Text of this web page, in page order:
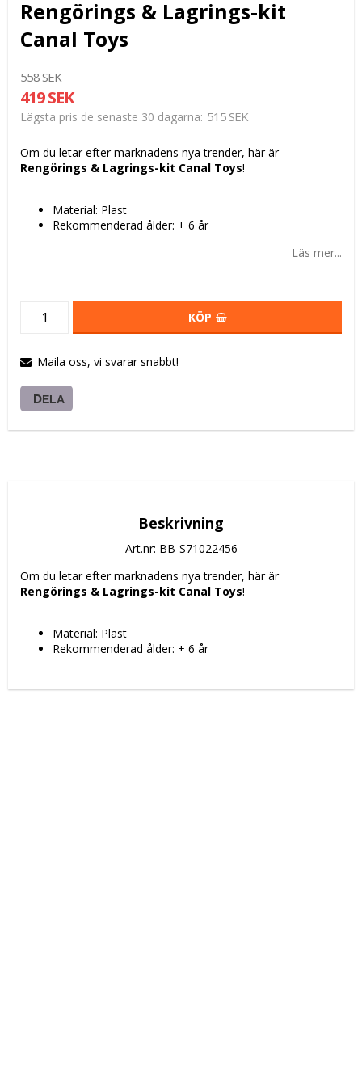
Rengörings & Lagrings-kit
Canal Toys
558 SEK
419 SEK
Lägsta pris de senaste 30 dagarna 515 SEK
Om du letar efter marknadens nya trender, här är
Rengörings & Lagrings-kit Canal Toys!
Material: Plast
Rekommenderad ålder: + 6 år
Läs mer...
KÖP
Maila oss, vi svarar snabbt!
DELA
Beskrivning
Art.nr: BB-S71022456
Om du letar efter marknadens nya trender, här är
Rengörings & Lagrings-kit Canal Toys!
Material: Plast
Rekommenderad ålder: + 6 år